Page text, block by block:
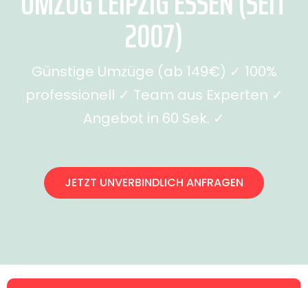
2007)
Günstige Umzüge (ab 149€) ✓ 100%
professionell ✓ Team aus Experten ✓
Angebot in 60 Sek. ✓
JETZT UNVERBINDLICH ANFRAGEN